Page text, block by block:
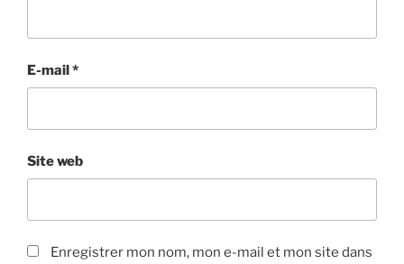
E-mail*
Site web
Enregistrer mon nom, mon e-mail et mon site dans